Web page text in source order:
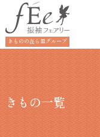
きものの㐂ら里グループ
きもの一覧